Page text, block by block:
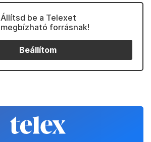
Állítsd be a Telexet
megbízható forrásnak!
Beállítom